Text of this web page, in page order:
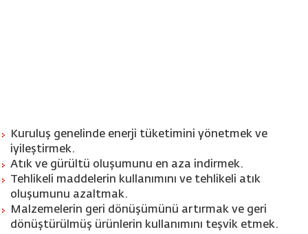
Kuruluş genelinde enerji tüketimini yönetmek ve
iyileştirmek.
Atık ve gürültü oluşumunu en aza indirmek.
Tehlikeli maddelerin kullanımını ve tehlikeli atık
oluşumunu azaltmak.
Malzemelerin geri dönüşümünü artırmak ve geri
dönüştürülmüş ürünlerin kullanımını teşvik etmek.